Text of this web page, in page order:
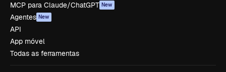
MCP para Claude/ChatGPT New
Agentes New
API
App móvel
Todas as ferramentas